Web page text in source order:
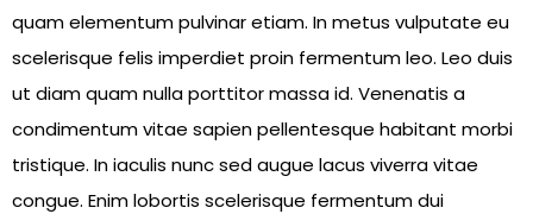
quam elementum pulvinar etiam. In metus vulputate eu
scelerisque felis imperdiet proin fermentum leo. Leo duis
ut diam quam nulla porttitor massa id. Venenatis a
condimentum vitae sapien pellentesque habitant morbi
tristique. In iaculis nunc sed augue lacus viverra vitae
congue. Enim lobortis scelerisque fermentum dui